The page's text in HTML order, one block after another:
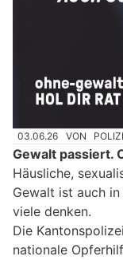
03.06.26 VON
Gewalt passiert.
Häusliche,
Gewalt ist auch
viele denken.
Die
nationale